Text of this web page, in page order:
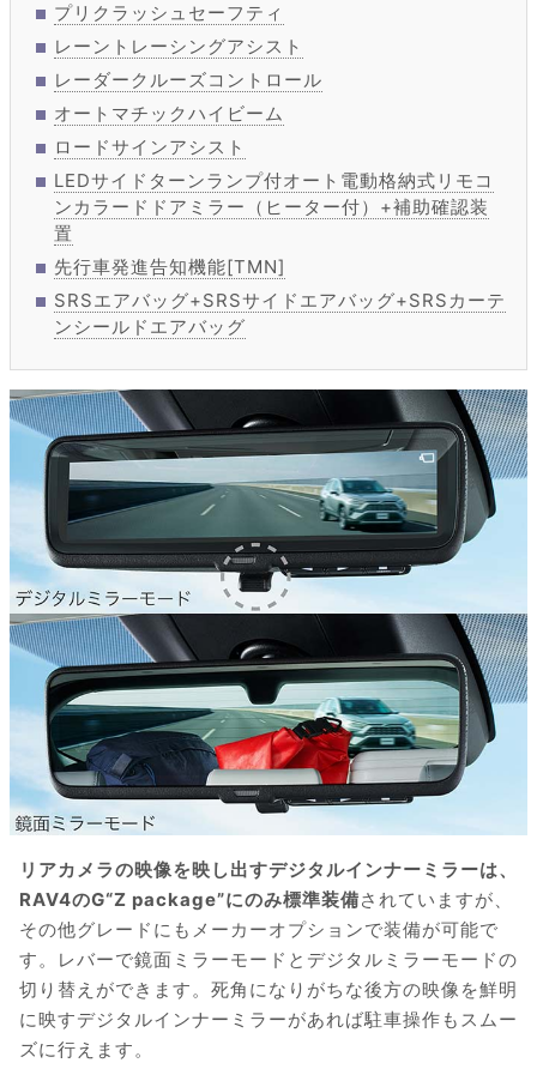
プリクラッシュセーフティ
レーントレーシングアシスト
レーダークルーズコントロール
オートマチックハイビーム
ロードサインアシスト
LEDサイドターンランプ付オート電動格納式リモコ
ンカラードドアミラー（ヒーター付）+補助確認装
置
先行車発進告知機能[TMN]
SRSエアバッグ+SRSサイドエアバッグ+SRSカーテ
ンシールドエアバッグ
リアカメラの映像を映し出すデジタルインナーミラーは、
RAV4のG“Z package”にのみ標準装備されていますが、
その他グレードにもメーカーオプションで装備が可能で
す。レバーで鏡面ミラーモードとデジタルミラーモードの
切り替えができます。死角になりがちな後方の映像を鮮明
に映すデジタルインナーミラーがあれば駐車操作もスムー
ズに行えます。